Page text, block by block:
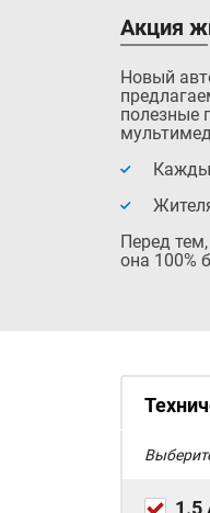
Акция
Новый
полезные
Перед
она 100%
1.5